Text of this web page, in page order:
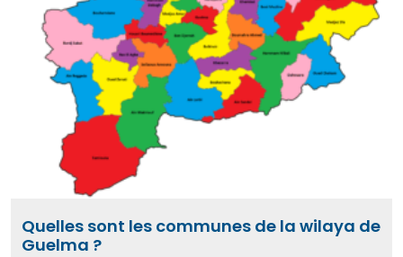
Quelles sont les communes de la wilaya de
Guelma ?